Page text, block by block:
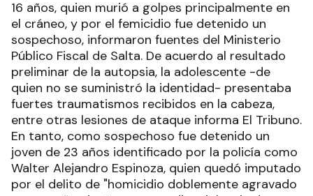
16 años, quien murió a golpes principalmente en
el cráneo, y por el femicidio fue detenido un
sospechoso, informaron fuentes del Ministerio
Público Fiscal de Salta. De acuerdo al resultado
preliminar de la autopsia, la adolescente -de
quien no se suministró la identidad- presentaba
fuertes traumatismos recibidos en la cabeza,
entre otras lesiones de ataque informa El Tribuno.
En tanto, como sospechoso fue detenido un
joven de 23 años identificado por la policía como
Walter Alejandro Espinoza, quien quedó imputado
por el delito de "homicidio doblemente agravado